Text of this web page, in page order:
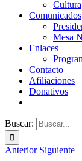
Cultura
Comunicados
Mesa
Enlaces
Contacto
Afiliaciones
Donativos
Buscar:
Anterior Siguiente